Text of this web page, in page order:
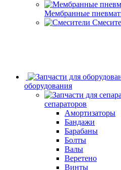
Мембранные
оборудования
сепараторов
Амортизаторы
Бандажи
Барабаны
Болты
Валы
Веретено
Винты